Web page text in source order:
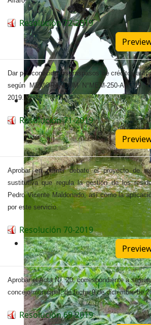
Resolución 72-2019
Dar por conocido los traspasos de créditos
según MEMORANDUM N°MEM-250-ALC-
2019.
Resolución 71-2019
Aprobar en primer debate el proyecto de
sustitutiva que regula la gestión de los
Pedro Vicente Maldonado, así como la
por este servicio.
Resolución 70-2019
Aprobar el Acta N°. 20, correspondiente a
concejo municipal, de fecha 9 de diciembre de
Resolución 69-2019